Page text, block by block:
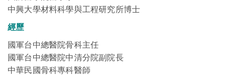
中興大學材料科學與工程研究所博士
經歷
國軍台中總醫院骨科主任
國軍台中總醫院中清分院副院長
中華民國骨科專科醫師